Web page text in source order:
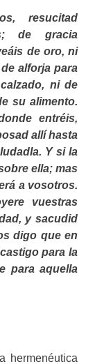
resucitad
de gracia
de oro, ni
alforja para
ni de
su alimento.
entréis,
allí hasta
Y si la
ella; mas
a vosotros.
vuestras
y sacudid
digo que en
para la
para aquella
hermenéutica